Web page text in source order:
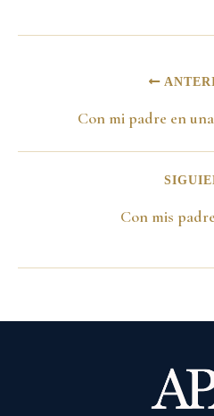
Con mi padre en
Con mis